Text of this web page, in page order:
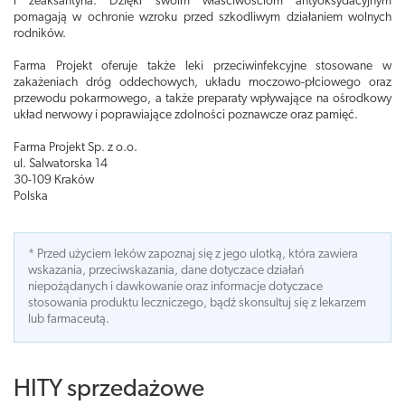
pomagają w ochronie wzroku przed szkodliwym działaniem wolnych
rodników.
Farma Projekt oferuje także leki przeciwinfekcyjne stosowane w
zakażeniach dróg oddechowych, układu moczowo-płciowego oraz
przewodu pokarmowego, a także preparaty wpływające na ośrodkowy
układ nerwowy i poprawiające zdolności poznawcze oraz pamięć.
Farma Projekt Sp. z o.o.
ul. Salwatorska 14
30-109 Kraków
Polska
* Przed użyciem leków zapoznaj się z jego ulotką, która zawiera
wskazania, przeciwskazania, dane dotyczace działań
niepożądanych i dawkowanie oraz informacje dotyczace
stosowania produktu leczniczego, bądź skonsultuj się z lekarzem
lub farmaceutą.
HITY sprzedażowe